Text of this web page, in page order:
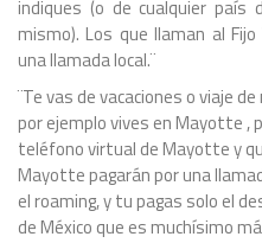
indiques (o de cualquier país
mismo). Los que llaman al
una llamada local.¨
¨Te vas de vacaciones o viaje
por ejemplo vives en Mayotte ,
teléfono virtual de Mayotte y
Mayotte pagarán por una
el roaming, y tu pagas solo el
de México que es muchísimo